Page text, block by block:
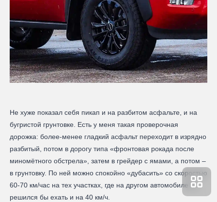
Не хуже показал себя пикап и на разбитом асфальте, и на
бугристой грунтовке. Есть у меня такая проверочная
дорожка: более-менее гладкий асфальт переходит в изрядно
разбитый, потом в дорогу типа «фронтовая рокада после
миномётного обстрела», затем в грейдер с ямами, а потом –
в грунтовку. По ней можно спокойно «дубасить» со скоростью
60-70 км/час на тех участках, где на другом автомобиле не
решился бы ехать и на 40 км/ч.